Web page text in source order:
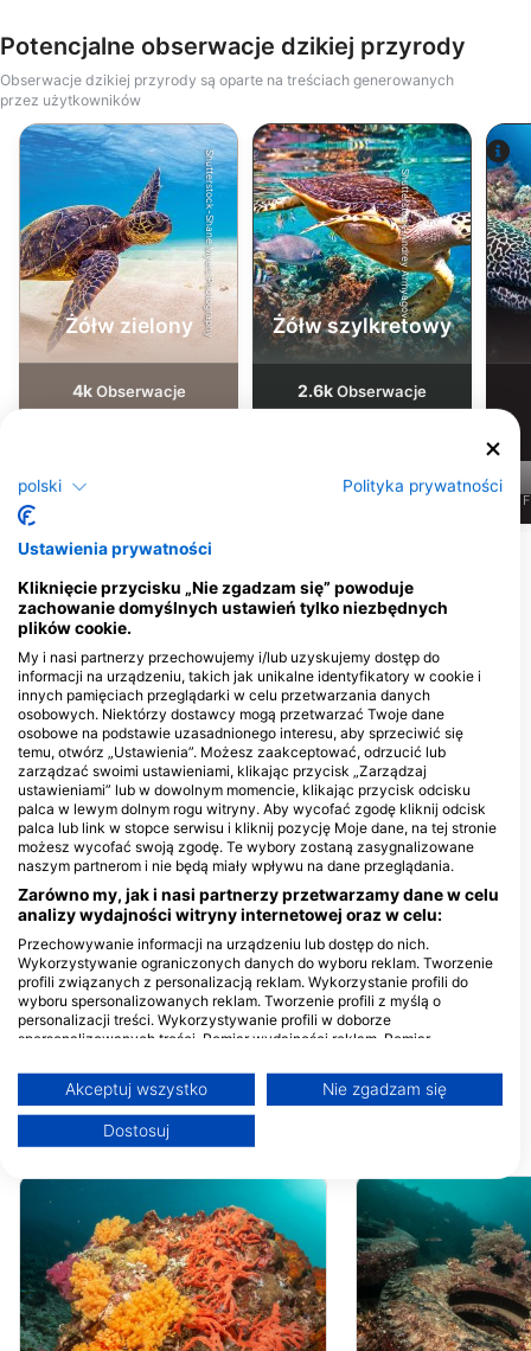
Potencjalne obserwacje dzikiej przyrody
Obserwacje dzikiej przyrody są oparte na treściach generowanych
przez użytkowników
Shutterstock-Shane Myers Photography
Żółw zielony
4kObserwacje
Shutterstock-Andrey Armyagov
Żółw szylkretowy
2.6kObserwacje
O N F
Pokaż więcej zwierząt
Centra nurkowe obsługujące to miejsce
nurkowe
Gili Divers, Gili Divers - Gili
Trawangan
Jl Raja Gili Trawangan Gili
Trawangan, Gili Indah, Pemenang,
Lombok, Nusa Tenggara Bar, 83352
Gili Trawangan, NB - Indonezja
MANTA DIVE
Gili Trawangan, 83352 Gili
Trawangan, NB - Indonezja
Meno Dive Club
Gili Meno, 83352 Lombok
Utara, NB - Indonezja
Viking Divers Gili Trawangan
Jl. Ikan Hiu, Gili Trawangan,
Kec. Pemenang, 83352
Lombok Utara, NB -
Indonezja
Next Level Scuba
NB - Indonezja
Signature Scuba
Gili Trawangan Desa Gili
Indah, Kecamatan
83352 Lombok
- Indonezja
MIEJSCA NURKOWE W POBLIŻU
polski Polityka prywatności
Ustawienia prywatności
Kliknięcie przycisku „Nie zgadzam się” powoduje
zachowanie domyślnych ustawień tylko niezbędnych
plików cookie.
My i nasi partnerzy przechowujemy i/lub uzyskujemy dostęp do
informacji na urządzeniu, takich jak unikalne identyfikatory w cookie i
innych pamięciach przeglądarki w celu przetwarzania danych
osobowych. Niektórzy dostawcy mogą przetwarzać Twoje dane
osobowe na podstawie uzasadnionego interesu, aby sprzeciwić się
temu, otwórz „Ustawienia”. Możesz zaakceptować, odrzucić lub
zarządzać swoimi ustawieniami, klikając przycisk „Zarządzaj
ustawieniami” lub w dowolnym momencie, klikając przycisk odcisku
palca w lewym dolnym rogu witryny. Aby wycofać zgodę kliknij odcisk
palca lub link w stopce serwisu i kliknij pozycję Moje dane, na tej stronie
możesz wycofać swoją zgodę. Te wybory zostaną zasygnalizowane
naszym partnerom i nie będą miały wpływu na dane przeglądania.
Zarówno my, jak i nasi partnerzy przetwarzamy dane w celu
analizy wydajności witryny internetowej oraz w celu:
Przechowywanie informacji na urządzeniu lub dostęp do nich.
Wykorzystywanie ograniczonych danych do wyboru reklam. Tworzenie
profili związanych z personalizacją reklam. Wykorzystanie profili do
wyboru spersonalizowanych reklam. Tworzenie profili z myślą o
personalizacji treści. Wykorzystywanie profili w doborze
spersonalizowanych treści. Pomiar wydajności reklam. Pomiar
kombinacji danych z różnych źródeł. Opracowywanie i ulepszanie usług.
Wykorzystywanie ograniczonych danych do wyboru treści
Więcej informacji na temat wykorzystania danych przez Google można
znaleźć tutaj: https://business.safety.google/privacy/
Twoja zgoda i polityka cookie dotyczą wyłącznie tej witryny/aplikacji.
Wyświetl listę partnerów (1 dostawców IAB)
Używamy Twoich danych w następujących celach:
Cele przetwarzania IAB:
Przechowywanie informacji na urządzeniu
lub dostęp do nich
Akceptuj wszystko Nie zgadzam się
Dostosuj